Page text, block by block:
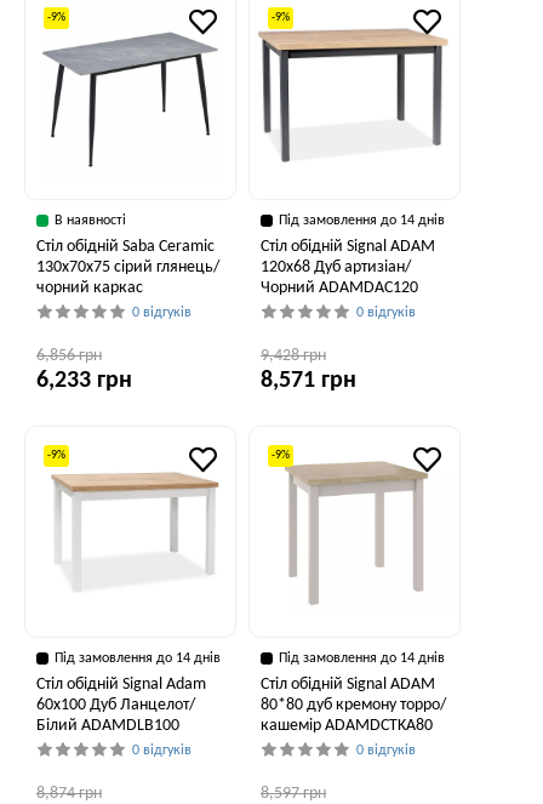
-9%
В наявності
Стіл обідній Saba Ceramic
130x70x75 сірий глянець/
чорний каркас
0 відгуків
6,856 грн
6,233 грн
-9%
Під замовлення до 14 днів
Стіл обідній Signal ADAM
120x68 Дуб артизіан/
Чорний ADAMDAC120
0 відгуків
9,428 грн
8,571 грн
-9%
Під замовлення до 14 днів
Стіл обідній Signal Adam
60x100 Дуб Ланцелот/
Білий ADAMDLB100
0 відгуків
8,874 грн
-9%
Під замовлення до 14 днів
Стіл обідній Signal ADAM
80*80 дуб кремону торро/
кашемір ADAMDCTKA80
0 відгуків
8,597 грн